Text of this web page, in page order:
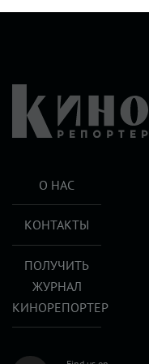
О НАС
КОНТАКТЫ
ПОЛУЧИТЬ
ЖУРНАЛ
КИНОРЕПОРТЕР